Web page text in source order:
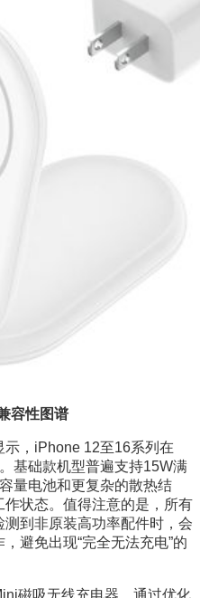
容性图谱
，iPhone 12至16系列在
基础款机型普遍支持15W满
量电池和更复杂的散热结
状态。值得注意的是，所有
到非原装高功率配件时，会
避免出现“完全无法充电”的
磁吸无线充电器，通过优化